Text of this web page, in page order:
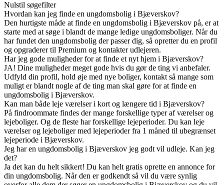
Nulstil søgefilter
Hvordan kan jeg finde en ungdomsbolig i Bjæverskov?
Den hurtigste måde at finde en ungdomsbolig i Bjæverskov på, er at
starte med at søge i blandt de mange ledige ungdomsboliger. Når du
har fundet den ungdomsbolig der passer dig, så opretter du en profil
og opgraderer til Premium og kontakter udlejeren.
Har jeg gode muligheder for at finde et nyt hjem i Bjæverskov?
JA! Dine muligheder meget gode hvis du gør de ting vi anbefaler.
Udfyld din profil, hold øje med nye boliger, kontakt så mange som
muligt er blandt nogle af de ting man skal gøre for at finde en
ungdomsbolig i Bjæverskov.
Kan man både leje værelser i kort og længere tid i Bjæverskov?
På findroommate findes der mange forskellige typer af værelser og
lejeboliger. Og de fleste har forskellige lejeperioder. Du kan leje
værelser og lejeboliger med lejeperioder fra 1 måned til ubegrænset
lejeperiode i Bjæverskov.
Jeg har en ungdomsbolig i Bjæverskov jeg godt vil udleje. Kan jeg
det?
Ja det kan du helt sikkert! Du kan helt gratis oprette en annonce for
din ungdomsbolig. Når den er godkendt så vil du være synlig